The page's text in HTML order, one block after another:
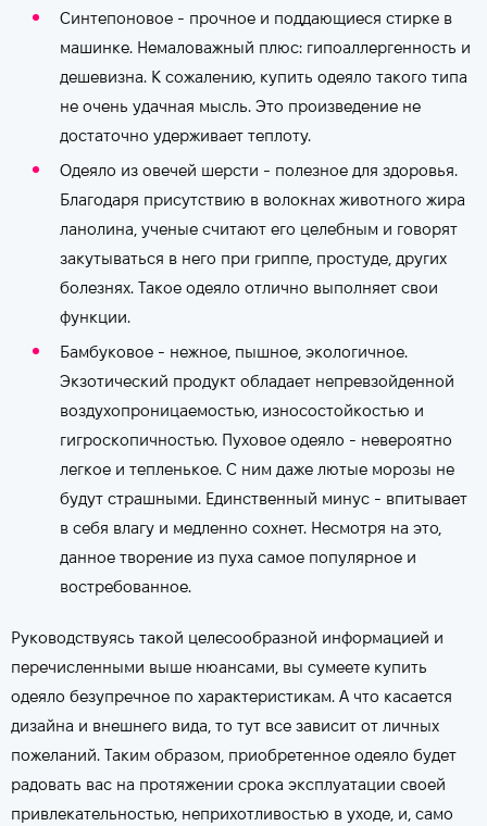
Синтепоновое - прочное и поддающиеся стирке в
машинке. Немаловажный плюс: гипоаллергенность и
дешевизна. К сожалению, купить одеяло такого типа
не очень удачная мысль. Это произведение не
достаточно удерживает теплоту.
Одеяло из овечей шерсти - полезное для здоровья.
Благодаря присутствию в волокнах животного жира
ланолина, ученые считают его целебным и говорят
закутываться в него при гриппе, простуде, других
болезнях. Такое одеяло отлично выполняет свои
функции.
Бамбуковое - нежное, пышное, экологичное.
Экзотический продукт обладает непревзойденной
воздухопроницаемостью, износостойкостью и
гигроскопичностью. Пуховое одеяло - невероятно
легкое и тепленькое. С ним даже лютые морозы не
будут страшными. Единственный минус - впитывает
в себя влагу и медленно сохнет. Несмотря на это,
данное творение из пуха самое популярное и
востребованное.
Руководствуясь такой целесообразной информацией и
перечисленными выше нюансами, вы сумеете купить
одеяло безупречное по характеристикам. А что касается
дизайна и внешнего вида, то тут все зависит от личных
пожеланий. Таким образом, приобретенное одеяло будет
радовать вас на протяжении срока эксплуатации своей
привлекательностью, неприхотливостью в уходе, и, само